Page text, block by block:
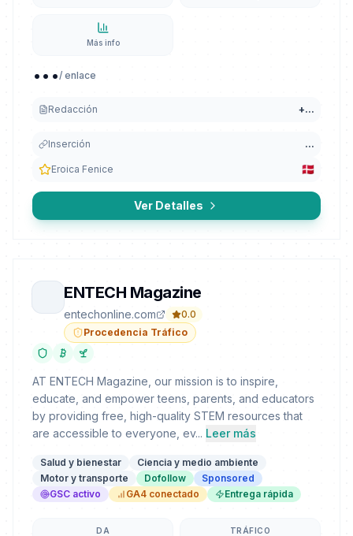
Más info
.../ enlace
Redacción +...
Inserción ...
Eroica Fenice
Ver Detalles
ENTECH Magazine
entechonline.com
0.0
Procedencia Tráfico
AT ENTECH Magazine, our mission is to inspire,
educate, and empower teens, parents, and educators
by providing free, high-quality STEM resources that
are accessible to everyone, ev... Leer más
Salud y bienestar
Ciencia y medio ambiente
Motor y transporte
Dofollow
Sponsored
GSC activo
GA4 conectado Entrega rápida
DA TRÁFICO